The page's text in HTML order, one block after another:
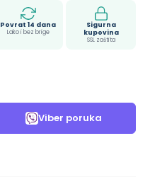
Povrat 14 dana
Lako i bez brige
Sigurna
kupovina
SSL zaštita
Viber poruka